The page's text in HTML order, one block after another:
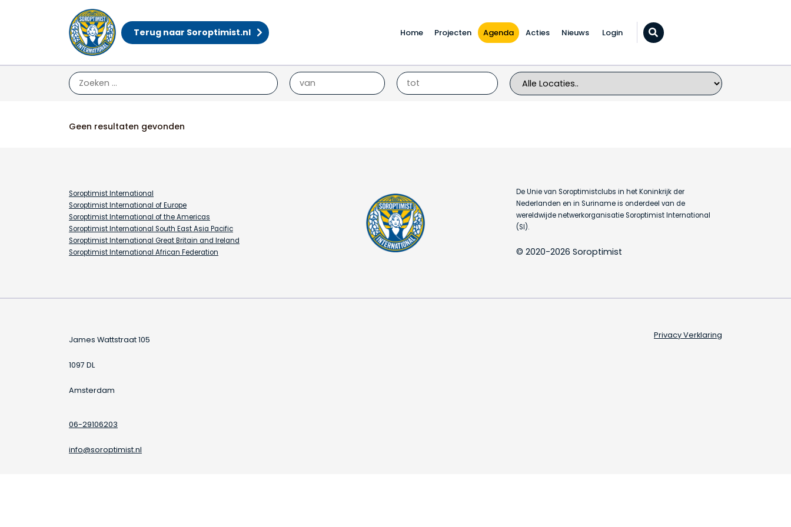
Terug naar Soroptimist.nl Home Projecten Agenda Acties Nieuws Login Zoeken...
Acties
Geen resultaten gevonden
Soroptimist International
Soroptimist International of Europe
Soroptimist International of the Americas
Soroptimist International South East Asia Pacific
Soroptimist International Great Britain and Ireland
Soroptimist International African Federation
De Unie van Soroptimistclubs in het Koninkrijk der
Nederlanden en in Suriname is onderdeel van de
wereldwijde netwerkorganisatie Soroptimist International
(SI).
© 2020-2026 Soroptimist
James Wattstraat 105
1097 DL
Amsterdam
06-29106203
info@soroptimist.nl
Privacy Verklaring